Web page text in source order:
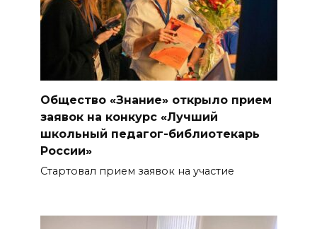
Общество «Знание» открыло прием
заявок на конкурс «Лучший
школьный педагог-библиотекарь
России»
Стартовал прием заявок на участие